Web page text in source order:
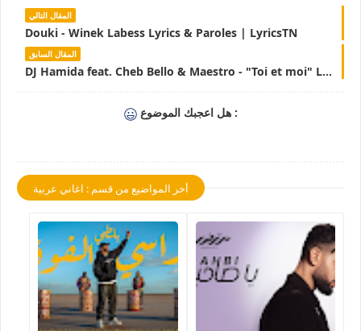
المقال التالي
Douki - Winek Labess Lyrics & Paroles | LyricsTN
المقال السابق
DJ Hamida feat. Cheb Bello & Maestro - "Toi et moi" Lyrics & Paroles | LyricsTN
هل اعجبك الموضوع :
أخر المواضيع من قسم : اغاني عربية